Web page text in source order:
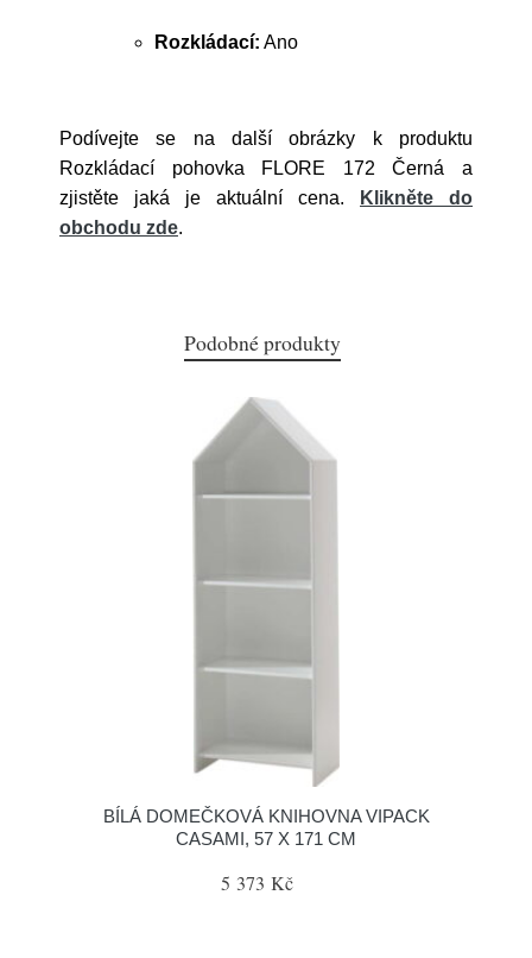
Rozkládací: Ano
Podívejte se na další obrázky k produktu
Rozkládací pohovka FLORE 172 Černá a
zjistěte jaká je aktuální cena.
Klikněte do
obchodu zde.
Podobné produkty
BÍLÁ DOMEČKOVÁ KNIHOVNA VIPACK
CASAMI, 57 X 171 CM
5 373 Kč